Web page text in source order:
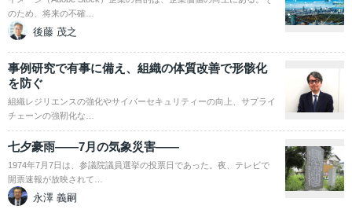
のため、将来の不確…
後藤 茂之
事例研究で有事に備え、組織の体質改善で形骸化
を防ぐ
組織レジリエンスの強化やサイバーセキュリティーの向上、サプライ
チェーンの強靭化な…
七夕豪雨――7月の気象災害――
1974年7月7日は、参議院議員選挙の投票日であった。夜、テレビで
開票速報が放映されて…
永澤 義嗣